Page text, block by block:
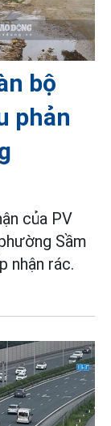
bộ
phản
của PV
Sầm
nhận rác.